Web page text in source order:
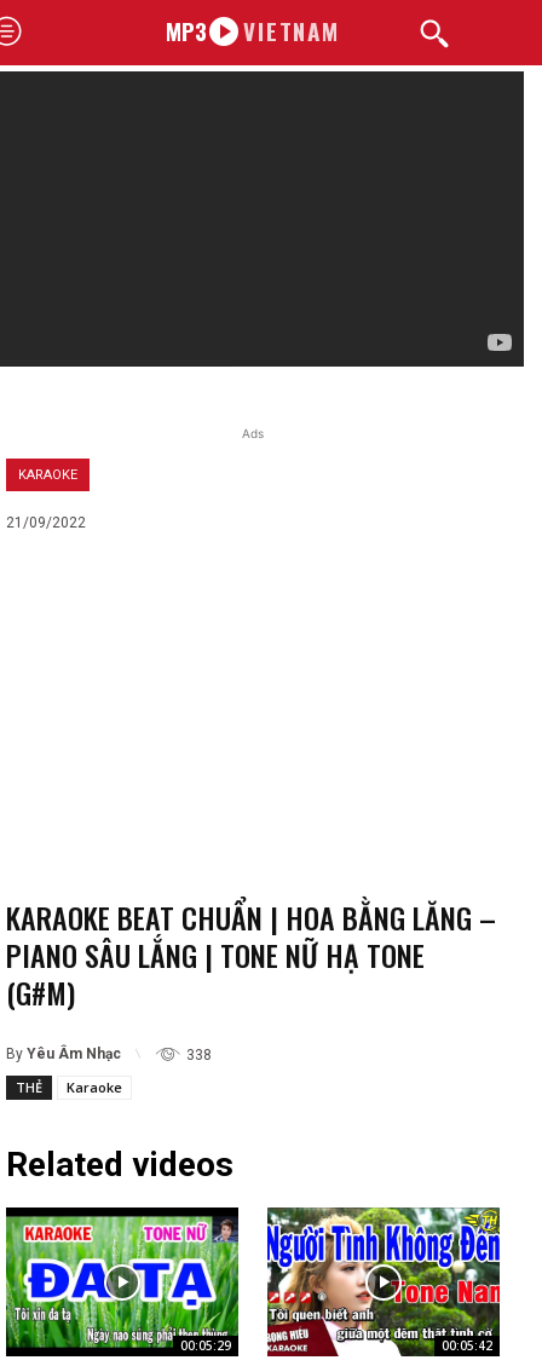
MP3 VIETNAM
Ads
KARAOKE
21/09/2022
KARAOKE BEAT CHUẨN | HOA BẰNG LĂNG –
PIANO SÂU LẮNG | TONE NỮ HẠ TONE
(G#M)
By Yêu Âm Nhạc 338
THẺ Karaoke
Related videos
00:05:29 00:05:42